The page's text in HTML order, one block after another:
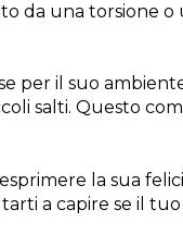
da una torsione
per il suo
salti. Questo
la sua
a capire se il